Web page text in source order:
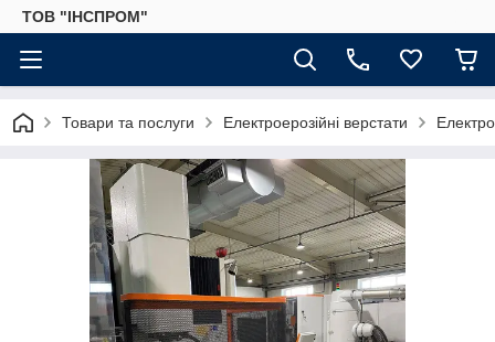
ТОВ "ІНСПРОМ"
Товари та послуги Електроерозійні верстати